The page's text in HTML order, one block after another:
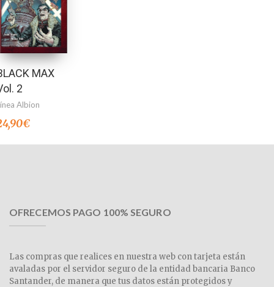
MAX
2
Albion
€
OFRECEMOS PAGO 100% SEGURO
Las compras que realices en nuestra web con tarjeta están
avaladas por el servidor seguro de la entidad bancaria Banco
Santander, de manera que tus datos están protegidos y